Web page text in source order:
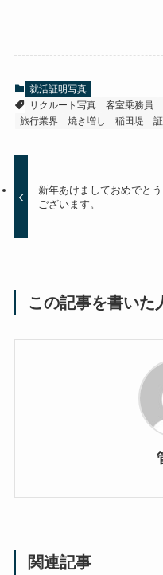
就活証明写真
リクルート写真
客室乗務員
旅行業界
焼き増し 稲田堤
新年あけましておめでとう
ございます。
この記事を書いた
関連記事